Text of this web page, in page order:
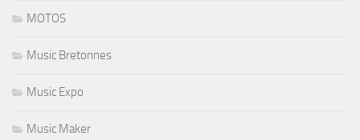
MOTOS
Music Bretonnes
Music Expo
Music Maker